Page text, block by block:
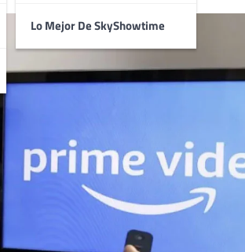
Lo Mejor De SkyShowtime